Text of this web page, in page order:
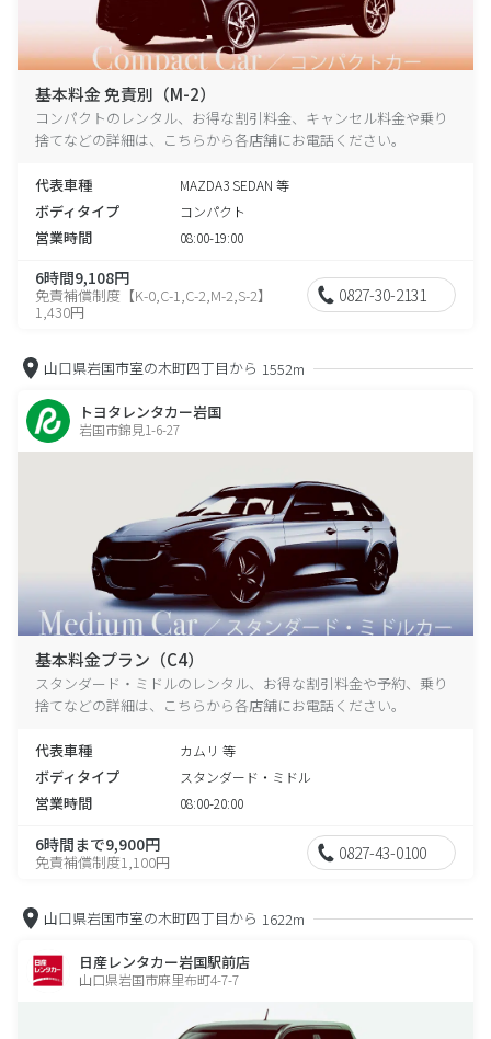
基本料金 免責別（M-2）
コンパクトのレンタル、お得な割引料金、キャンセル料金や乗り
捨てなどの詳細は、こちらから各店舗にお電話ください。
代表車種 MAZDA3 SEDAN 等
ボディタイプ コンパクト
営業時間 08:00-19:00
6時間9,108円
免責補償制度【K-0,C-1,C-2,M-2,S-2】
1,430円
0827-30-2131
山口県岩国市室の木町四丁目から 1552m
トヨタレンタカー岩国
岩国市錦見1-6-27
基本料金プラン（C4）
スタンダード・ミドルのレンタル、お得な割引料金や予約、乗り
捨てなどの詳細は、こちらから各店舗にお電話ください。
代表車種 カムリ 等
ボディタイプ スタンダード・ミドル
営業時間 08:00-20:00
6時間まで9,900円
免責補償制度1,100円 0827-43-0100
山口県岩国市室の木町四丁目から 1622m
日産レンタカー岩国駅前店
山口県岩国市麻里布町4-7-7